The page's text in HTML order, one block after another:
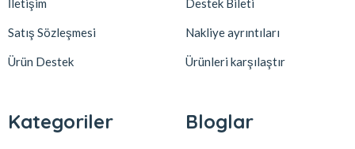
Satış Sözleşmesi
Ürün Destek
Nakliye ayrıntıları
Ürünleri karşılaştır
Kategoriler Bloglar